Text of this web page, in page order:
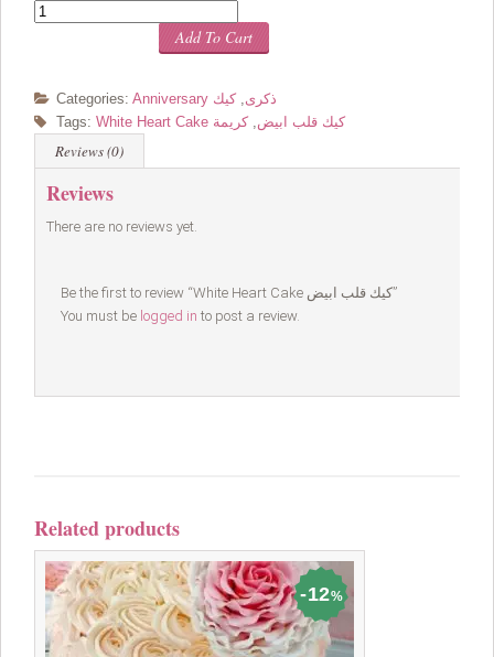
Quantity
Add To Cart
Categories: Anniversary ذكرى,كيك
Tags:
White Heart Cake كيك قلب ابيض,كريمة
Reviews (0)
Reviews
There are no reviews yet.
Be the first to review “White Heart Cake كيك قلب ابيض”
You must be logged in to post a review.
Related products
12%